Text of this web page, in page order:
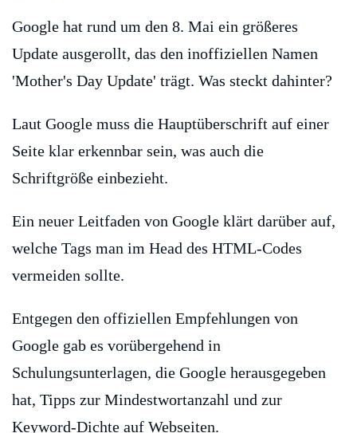
Google hat rund um den 8. Mai ein größeres
Update ausgerollt, das den inoffiziellen Namen
'Mother's Day Update' trägt. Was steckt dahinter?
Laut Google muss die Hauptüberschrift auf einer
Seite klar erkennbar sein, was auch die
Schriftgröße einbezieht.
Ein neuer Leitfaden von Google klärt darüber auf,
welche Tags man im Head des HTML-Codes
vermeiden sollte.
Entgegen den offiziellen Empfehlungen von
Google gab es vorübergehend in
Schulungsunterlagen, die Google herausgegeben
hat, Tipps zur Mindestwortanzahl und zur
Keyword-Dichte auf Webseiten.